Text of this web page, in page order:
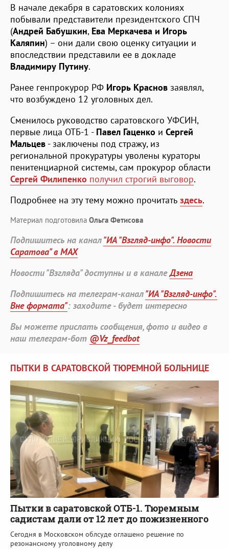
В начале декабря в саратовских колониях
побывали представители президентского СПЧ
(Андрей Бабушкин, Ева Меркачева и Игорь
Каляпин) – они дали свою оценку ситуации и
впоследствии представили ее в докладе
Владимиру Путину.
Ранее генпрокурор РФ Игорь Краснов заявлял,
что возбуждено 12 уголовных дел.
Сменилось руководство саратовского УФСИН,
первые лица ОТБ-1 - Павел Гаценко и Сергей
Мальцев - заключены под стражу, из
региональной прокуратуры уволены кураторы
пенитенциарной системы, сам прокурор области
Сергей Филипенко получил строгий выговор.
Подробнее на эту тему можно прочитать здесь.
Материал подготовила Ольга Фетисова
Подпишитесь на канал"ИА "Взгляд-инфо". Новости
Саратова" в MAX
Новости "Взгляда" доступны и в каналеДзена
Подпишитесь на телеграм-канал"ИА "Взгляд-инфо".
Вне формата": заходите - будет интересно
Вы можете прислать сообщения, фото и видео в
наш телеграм-бот @Vz_feedbot
ПЫТКИ В САРАТОВСКОЙ ТЮРЕМНОЙ БОЛЬНИЦЕ
Пытки в саратовской ОТБ-1. Тюремным
садистам дали от 12 лет до пожизненного
Сегодня в Московском облсуде оглашено решение по
резонансному уголовному делу